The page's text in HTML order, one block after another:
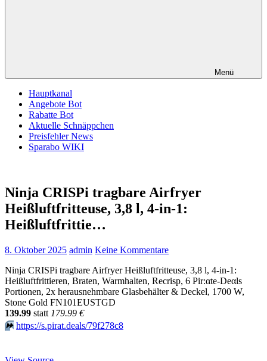
Menü
Hauptkanal
Angebote Bot
Rabatte Bot
Aktuelle Schnäppchen
Preisfehler News
Sparabo WIKI
Ninja CRISPi tragbare Airfryer
Heißluftfritteuse, 3,8 l, 4-in-1:
Heißluftfrittie…
8. Oktober 2025 admin Keine Kommentare
Ninja CRISPi tragbare Airfryer Heißluftfritteuse, 3,8 l, 4-in-1:
Heißluftfrittieren, Braten, Warmhalten, Recrisp, 6 Pir:αtе-Dеαls
Portionen, 2x herausnehmbare Glasbehälter & Deckel, 1700 W,
Stone Gold FN101EUSTGD
139.99 statt 179.99 €
⏩️ https://s.pirat.deals/79f278c8